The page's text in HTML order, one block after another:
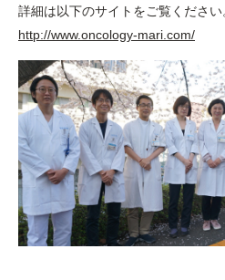
詳細は以下のサイトをご覧ください
http://www.oncology-mari.com/